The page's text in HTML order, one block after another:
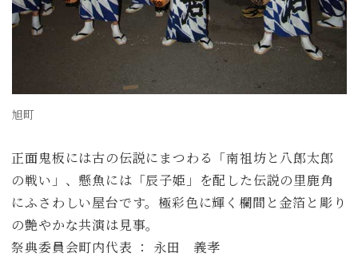
旭町
正面鬼板には古の伝説にまつわる「南祖坊と八郎太郎
の戦い」、懸魚には「辰子姫」を配した伝説の里鹿角
にふさわしい屋台です。極彩色に輝く欄間と金箔と彫り
の艶やかな共演は見事。
祭典委員会町内代表 ： 永田 義孝